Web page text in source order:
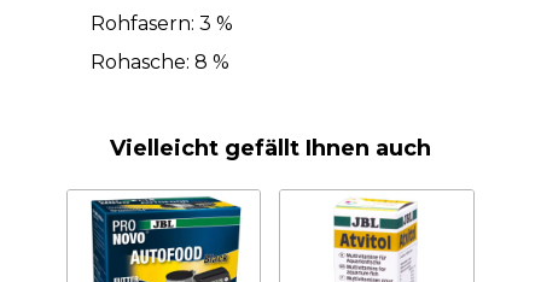
Rohfasern: 3 %
Rohasche: 8 %
Vielleicht gefällt Ihnen auch